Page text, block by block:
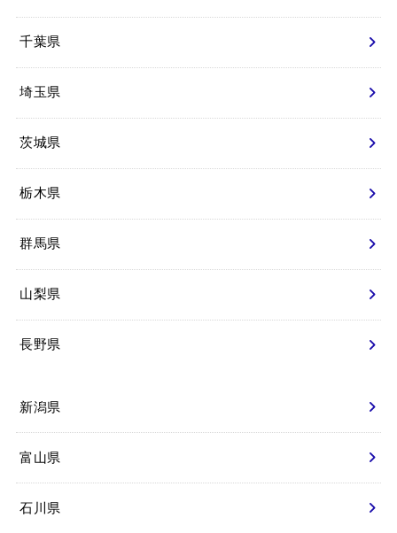
千葉県
埼玉県
茨城県
栃木県
群馬県
山梨県
長野県
新潟県
富山県
石川県